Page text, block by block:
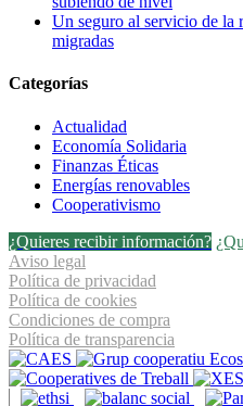
Un seguro al servicio de la
migradas
Categorías
Actualidad
Economía Solidaria
Finanzas Éticas
Energías renovables
Cooperativismo
¿Quieres recibir información?
Aviso legal
Política de privacidad
Política de cookies
Condiciones de compra
Política de transparencia